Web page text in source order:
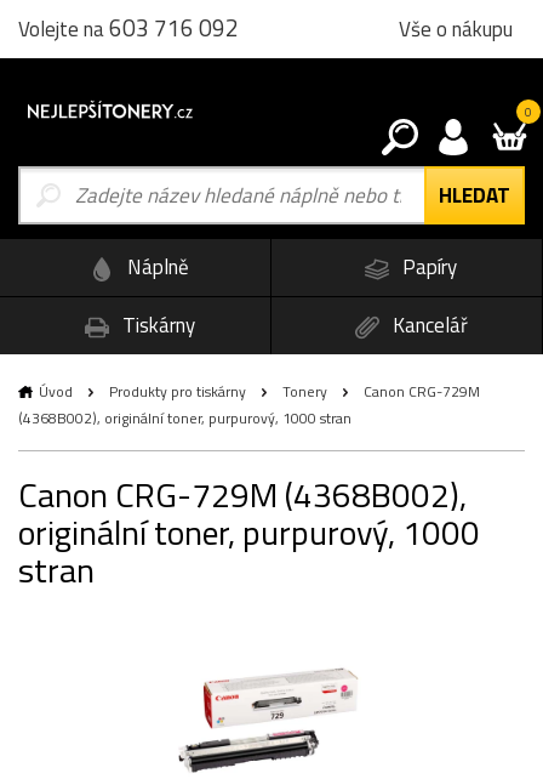
Volejte na603 716 092 Vše o nákupu
0
Náplně
Papíry
Tiskárny
Kancelář
Úvod Produkty pro tiskárny Tonery
Canon CRG-729M
(4368B002), originální toner, purpurový, 1000 stran
Canon CRG-729M (4368B002),
originální toner, purpurový, 1000
stran